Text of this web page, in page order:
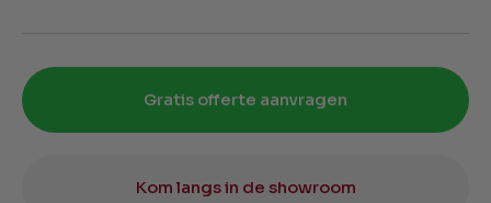
Gratis offerte aanvragen
Kom langs in de showroom